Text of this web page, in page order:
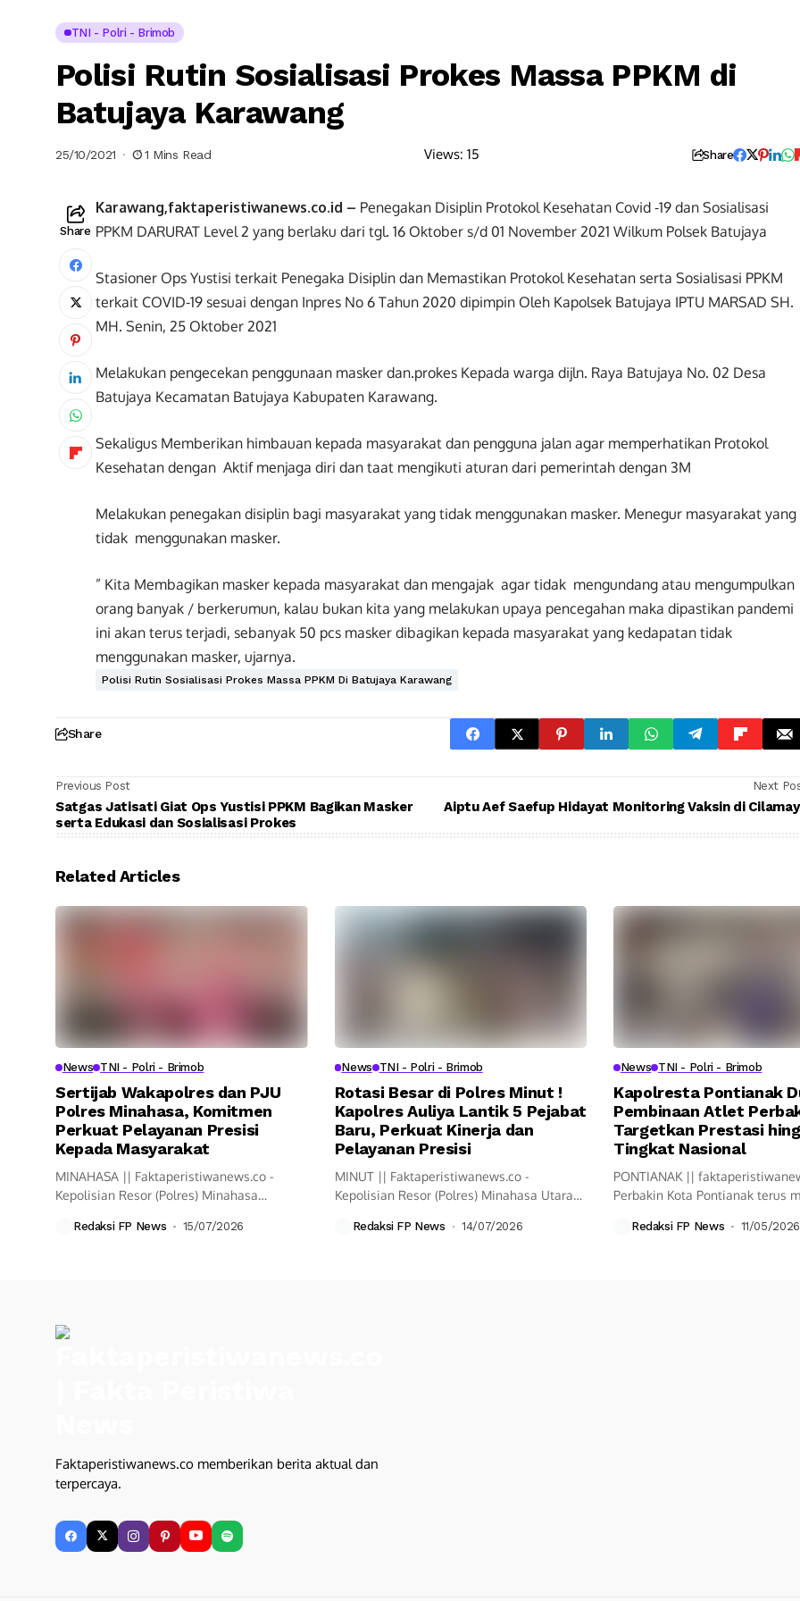
TNI - Polri - Brimob
Polisi Rutin Sosialisasi Prokes Massa PPKM di
Batujaya Karawang
25/10/2021 1 Mins Read Views: 15 Share
Share
Karawang,faktaperistiwanews.co.id – Penegakan Disiplin Protokol Kesehatan Covid -19 dan Sosialisasi
PPKM DARURAT Level 2 yang berlaku dari tgl. 16 Oktober s/d 01 November 2021 Wilkum Polsek Batujaya
Stasioner Ops Yustisi terkait Penegaka Disiplin dan Memastikan Protokol Kesehatan serta Sosialisasi PPKM
terkait COVID-19 sesuai dengan Inpres No 6 Tahun 2020 dipimpin Oleh Kapolsek Batujaya IPTU MARSAD SH.
MH. Senin, 25 Oktober 2021
Melakukan pengecekan penggunaan masker dan.prokes Kepada warga dijln. Raya Batujaya No. 02 Desa
Batujaya Kecamatan Batujaya Kabupaten Karawang.
Sekaligus Memberikan himbauan kepada masyarakat dan pengguna jalan agar memperhatikan Protokol
Kesehatan dengan Aktif menjaga diri dan taat mengikuti aturan dari pemerintah dengan 3M
Melakukan penegakan disiplin bagi masyarakat yang tidak menggunakan masker. Menegur masyarakat yang
tidak menggunakan masker.
” Kita Membagikan masker kepada masyarakat dan mengajak agar tidak mengundang atau mengumpulkan
orang banyak / berkerumun, kalau bukan kita yang melakukan upaya pencegahan maka dipastikan pandemi
ini akan terus terjadi, sebanyak 50 pcs masker dibagikan kepada masyarakat yang kedapatan tidak
menggunakan masker, ujarnya.
Polisi Rutin Sosialisasi Prokes Massa PPKM Di Batujaya Karawang
Share
Previous Post
Satgas Jatisati Giat Ops Yustisi PPKM Bagikan Masker
serta Edukasi dan Sosialisasi Prokes
Next
Aiptu Aef Saefup Hidayat Monitoring Vaksin di
Related Articles
News TNI - Polri - Brimob
Sertijab Wakapolres dan PJU
Polres Minahasa, Komitmen
Perkuat Pelayanan Presisi
Kepada Masyarakat
MINAHASA || Faktaperistiwanews.co -
Kepolisian Resor (Polres) Minahasa
Jabatan...
Redaksi FP News 15/07/2026
News TNI - Polri - Brimob
Rotasi Besar di Polres Minut !
Kapolres Auliya Lantik 5 Pejabat
Baru, Perkuat Kinerja dan
Pelayanan Presisi
MINUT || Faktaperistiwanews.co -
Kepolisian Resor (Polres) Minahasa Utara
Redaksi FP News 14/07/2026
News TNI - Polri - Brimob
Kapolresta Pontianak
Pembinaan Atlet
Targetkan Prestasi
Tingkat Nasional
PONTIANAK ||
Perbakin Kota Pontianak terus
Redaksi FP News 11/05/2026
Faktaperistiwanews.co memberikan berita aktual dan
terpercaya.